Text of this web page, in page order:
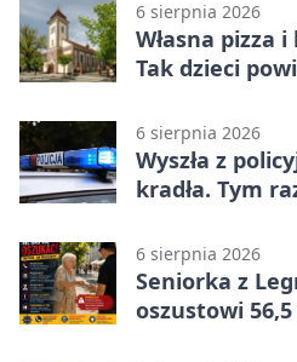
6 sierpnia 2026
Własna pizza
Tak dzieci
6 sierpnia 2026
Wyszła z
kradła. Tym
6 sierpnia 2026
Seniorka z
oszustowi 56,5